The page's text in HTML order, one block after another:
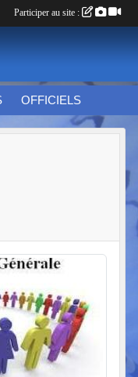
OFFICIELS
Participer au site :